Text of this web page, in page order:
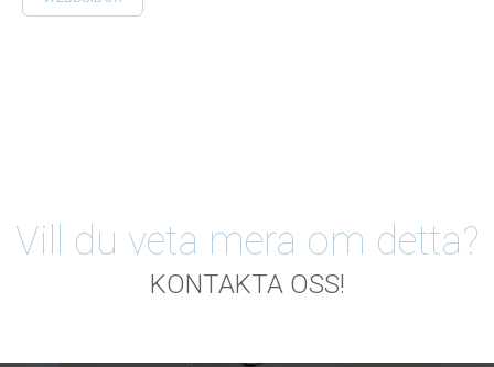
Vill du veta mera om detta?
KONTAKTA OSS!